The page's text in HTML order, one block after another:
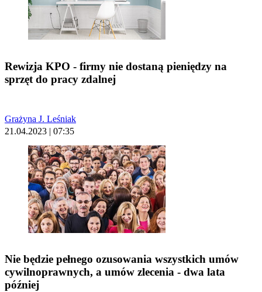
Rewizja KPO - firmy nie dostaną pieniędzy na
sprzęt do pracy zdalnej
Grażyna J. Leśniak
21.04.2023 | 07:35
Nie będzie pełnego ozusowania wszystkich umów
cywilnoprawnych, a umów zlecenia - dwa lata
później